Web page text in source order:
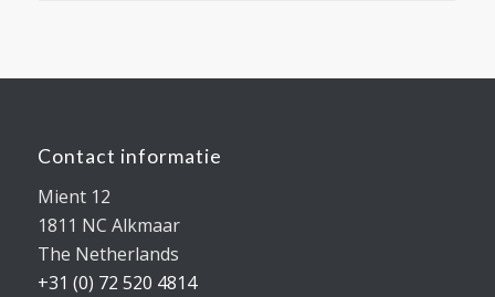
Contact informatie
Mient 12
1811 NC Alkmaar
The Netherlands
+31 (0) 72 520 4814